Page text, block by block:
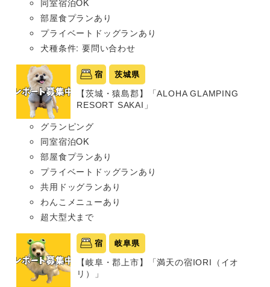
部屋食プランあり
プライベートドッグランあり
犬種条件: 要問い合わせ
宿 茨城県
【茨城・猿島郡】「ALOHA GLAMPING
RESORT SAKAI」
グランピング
同室宿泊OK
部屋食プランあり
プライベートドッグランあり
共用ドッグランあり
わんこメニューあり
超大型犬まで
宿 岐阜県
【岐阜・郡上市】「満天の宿IORI（イオ
リ）」